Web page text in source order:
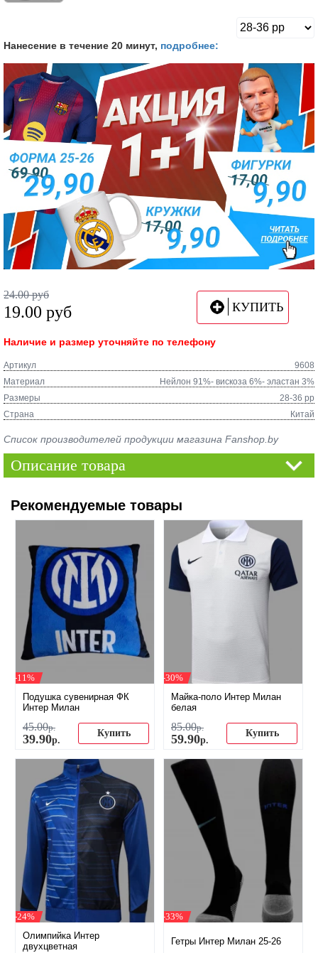
Нанесение в течение 20 минут, подробнее:
24.00 руб
19.00 руб КУПИТЬ
Наличие и размер уточняйте по телефону
Артикул
9608
Материал
Нейлон 91%- вискоза 6%- эластан 3%
Размеры
28-36 рр
Страна
Китай
Список производителей продукции магазина Fanshop.by
Описание товара
Рекомендуемые товары
-11%
Подушка сувенирная ФК
Интер Милан
45.00р.
39.90р.
Купить
-30%
Майка-поло Интер Милан
белая
85.00р.
59.90р.
Купить
-24%
Олимпийка Интер
двухцветная
-33%
Гетры Интер Милан 25-26